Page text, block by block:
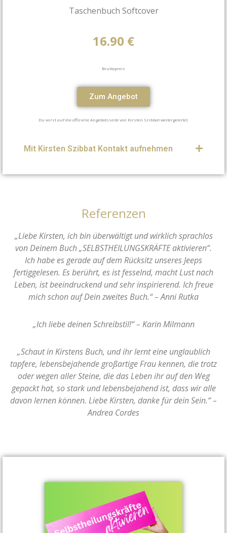
Taschenbuch Softcover
16.90 €
Bruttopreis
Zum Angebot
Du wirst auf die offizielle Angebotsseite von Kirsten Szibbat weitergeleitet.
Mit Kirsten Szibbat Kontakt aufnehmen
Referenzen
„Liebe Kirsten, ich bin überwältigt und wirklich sprachlos
von Deinem Buch „SELBSTHEILUNGSKRÄFTE aktivieren“.
Ich habe es gerade auf dem Rücksitz unseres Jeeps
fertiggelesen. Es berührt, es ist fesselnd, macht Lust nach
Leben, ist beeindruckend und sehr inspirierend. Ich freue
mich schon auf Dein zweites Buch.“ – Anni Rutka
„Ich liebe deinen Schreibstil!“ – Karin Milmann
„Schaut in Kirstens Buch, und ihr lernt eine unglaublich
tapfere, lebensbejahende großartige Frau kennen, die trotz
oder wegen aller Steine, die das Leben ihr auf den Weg
gepackt hat, so stark und lebensbejahend ist, dass wir alle
davon lernen können. Liebe Kirsten, danke für dein Sein.“ –
Andrea Cordes